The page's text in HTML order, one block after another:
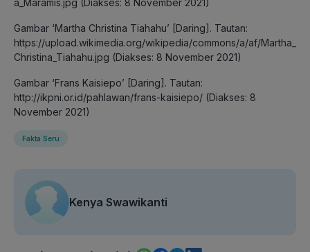
Gambar ‘Martha Christina Tiahahu’ [Daring]. Tautan:
https://upload.wikimedia.org/wikipedia/commons/a/af/Martha_
Christina_Tiahahu.jpg (Diakses: 8 November 2021)
Gambar ‘Frans Kaisiepo’ [Daring]. Tautan:
http://ikpni.or.id/pahlawan/frans-kaisiepo/ (Diakses: 8
November 2021)
Fakta Seru
Kenya Swawikanti